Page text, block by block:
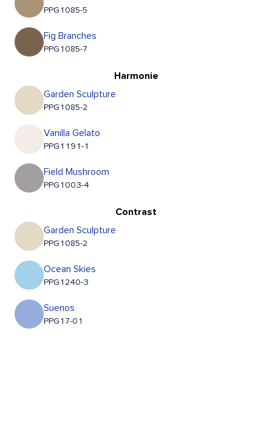
PPG1085-5
Fig Branches
PPG1085-7
Harmonie
Garden Sculpture
PPG1085-2
Vanilla Gelato
PPG1191-1
Field Mushroom
PPG1003-4
Contrast
Garden Sculpture
PPG1085-2
Ocean Skies
PPG1240-3
Suenos
PPG17-01